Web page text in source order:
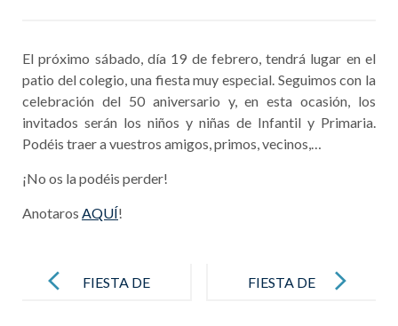
El próximo sábado, día 19 de febrero, tendrá lugar en el
patio del colegio, una fiesta muy especial. Seguimos con la
celebración del 50 aniversario y, en esta ocasión, los
invitados serán los niños y niñas de Infantil y Primaria.
Podéis traer a vuestros amigos, primos, vecinos,…
¡No os la podéis perder!
Anotaros AQUÍ!
navigationFIESTA DE
FIESTA DE